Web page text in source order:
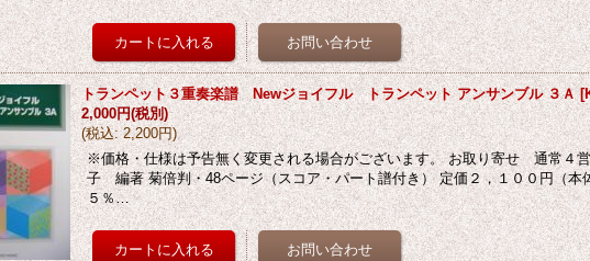
トランペット３重奏楽譜 Newジョイフル トランペット アンサンブル ３Ａ [
2,000円(税別)
(税込: 2,200円)
※価格・仕様は予告無く変更される場合がございます。 お取り寄せ 通常４
子 編著 菊倍判・48ページ（スコア・パート譜付き） 定価２，１００円（本
５％…